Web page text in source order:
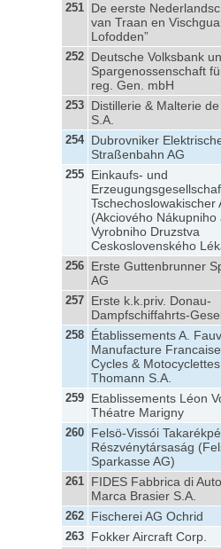
251 De eerste
van Traan en
Lofodden”
252 Deutsche Volksbank
Spargenossenschaft
reg. Gen. mbH
253 Distillerie & Malterie
S.A.
254 Dubrovniker
Straßenbahn AG
255 Einkaufs- und
Tschechoslowakischer
(Akciového Nákupniho
Vyrobniho Druzstva
Ceskoslovenského
256 Erste Guttenbrunner
AG
257 Erste k.k.priv. Donau-
Dampfschiffahrts-
258 Établissements A.
Manufacture
Cycles &
Thomann S.A.
259 Etablissements Léon
Théatre Marigny
260 Felsö-Vissói
Részvénytársaság
Sparkasse AG)
261 FIDES Fabbrica di
Marca Brasier S.A.
262 Fischerei AG Ochrid
263 Fokker Aircraft Corp.